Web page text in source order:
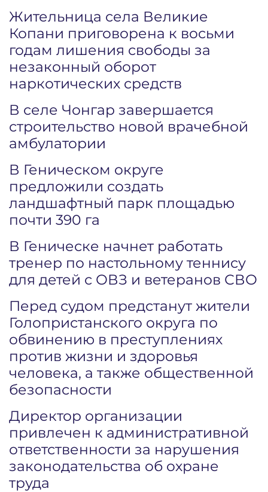
Жительница села Великие
Копани приговорена к восьми
годам лишения свободы за
незаконный оборот
наркотических средств
В селе Чонгар завершается
строительство новой врачебной
амбулатории
В Геническом округе
предложили создать
ландшафтный парк площадью
почти 390 га
В Геническе начнет работать
тренер по настольному теннису
для детей с ОВЗ и ветеранов СВО
Перед судом предстанут жители
Голопристанского округа по
обвинению в преступлениях
против жизни и здоровья
человека, а также общественной
безопасности
Директор организации
привлечен к административной
ответственности за нарушения
законодательства об охране
труда